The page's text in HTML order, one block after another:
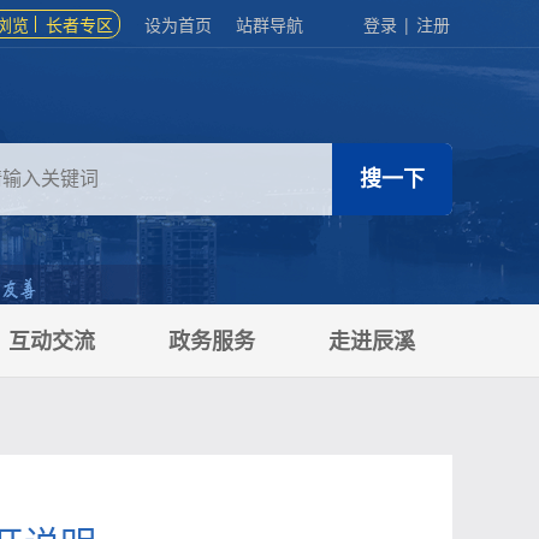
览 长者专区 设为首页 站群导航 登录 | 注册
互动交流 政务服务 走进辰溪